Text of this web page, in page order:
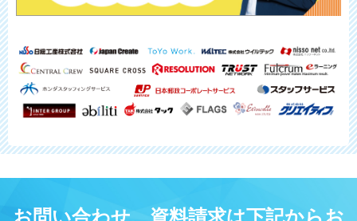
お問い合わせ、資料請求は下記からお